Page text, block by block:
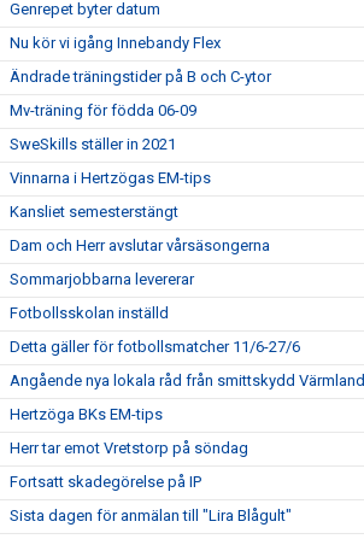
Genrepet byter datum
Nu kör vi igång Innebandy Flex
Ändrade träningstider på B och C-ytor
Mv-träning för födda 06-09
SweSkills ställer in 2021
Vinnarna i Hertzögas EM-tips
Kansliet semesterstängt
Dam och Herr avslutar vårsäsongerna
Sommarjobbarna levererar
Fotbollsskolan inställd
Detta gäller för fotbollsmatcher 11/6-27/6
Angående nya lokala råd från smittskydd Värmland
Hertzöga BKs EM-tips
Herr tar emot Vretstorp på söndag
Fortsatt skadegörelse på IP
Sista dagen för anmälan till "Lira Blågult"